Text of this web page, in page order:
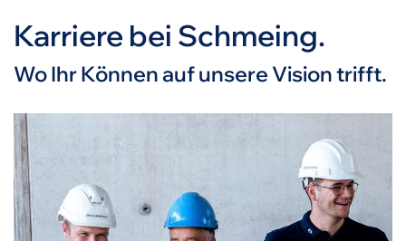
Karriere bei Schmeing.
Wo Ihr Können auf unsere Vision trifft.